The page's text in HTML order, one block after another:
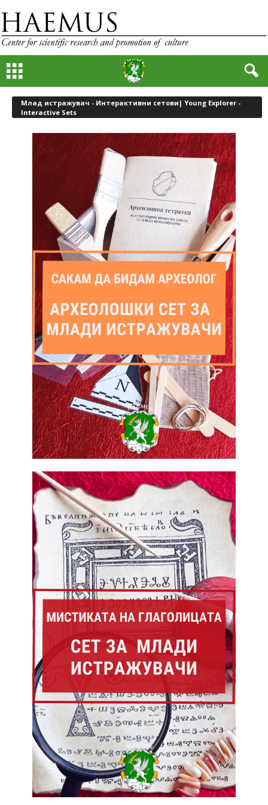
Млад истражувач - Интерактивни сетови| Young Explorer -
Interactive Sets